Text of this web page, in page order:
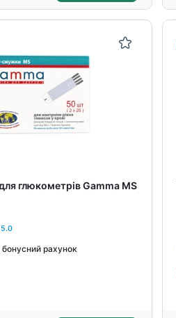
глюкометрів Gamma MS
5.0
бонусний рахунок